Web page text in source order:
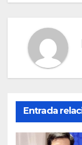
Entrada